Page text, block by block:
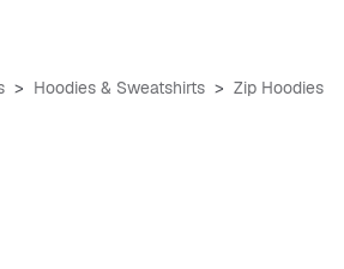
Hoodies & Sweatshirts Zip Hoodies